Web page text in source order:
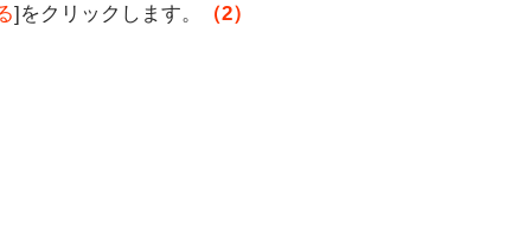
]をクリックします。 （2）